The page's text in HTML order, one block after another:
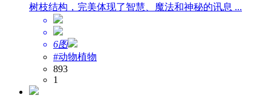
树枝结构，完美体现了智慧、魔法和神秘的讯息 ...
6图
#动物植物
893
1